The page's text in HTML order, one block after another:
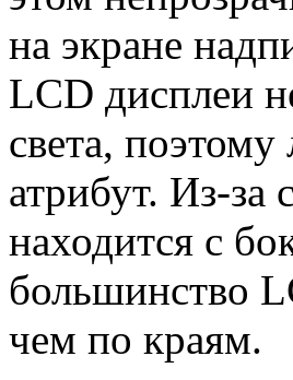
на экране
LCD дисплеи
света,
атрибут. Из-за
находится с
большинство
чем по краям.